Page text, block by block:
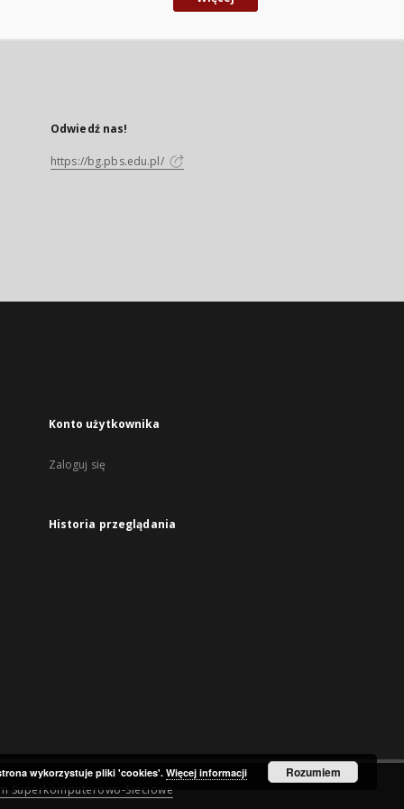
Odwiedź nas!
https://bg.pbs.edu.pl/
Konto użytkownika
Zaloguj się
Historia przeglądania
Superkomputerowo-Sieciowe
wykorzystuje pliki 'cookies'.Więcej informacji Rozumiem